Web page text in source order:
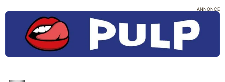
ANNONCE